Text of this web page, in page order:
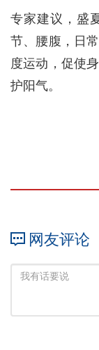
专家建议，盛
节、腰腹，日
度运动，促使
护阳气。
网友评论